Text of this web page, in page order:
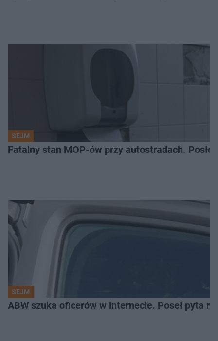
SEJM
Fatalny stan MOP-ów przy autostradach.
SEJM
ABW szuka oficerów w internecie. Poseł pyta